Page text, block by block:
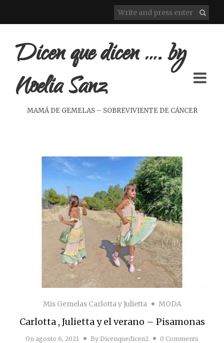
Dicen que dicen …. by
Noelia Sanz
MAMÁ DE GEMELAS – SOBREVIVIENTE DE CÁNCER
Mis Gemelas Carlotta y Julietta MODA
Carlotta , Julietta y el verano – Pisamonas
On agosto 6, 2021 By Dicenquedicen2 0 Comments